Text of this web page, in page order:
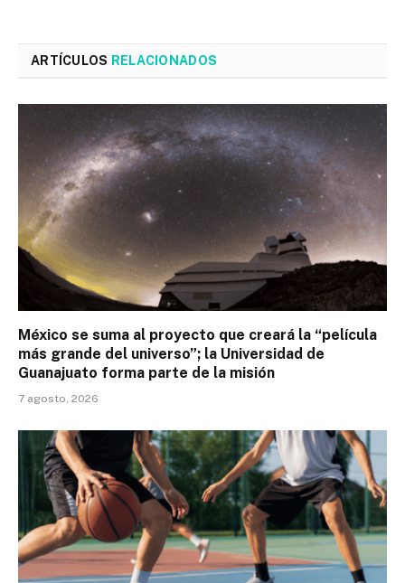
ARTÍCULOS RELACIONADOS
México se suma al proyecto que creará la “película
más grande del universo”; la Universidad de
Guanajuato forma parte de la misión
7 agosto, 2026